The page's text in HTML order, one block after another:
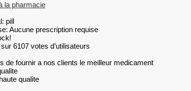
la pharmacie
pill
Aucune prescription requise
6107 votes d’utilisateurs
de fournir a nos clients le meilleur medicament
qualite